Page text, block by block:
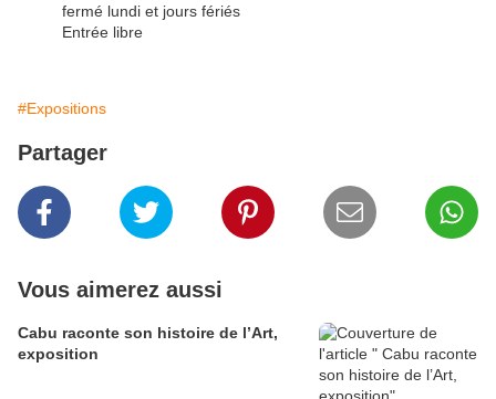
fermé lundi et jours fériés
Entrée libre
#Expositions
Partager
Vous aimerez aussi
Cabu raconte son histoire de l’Art,
exposition